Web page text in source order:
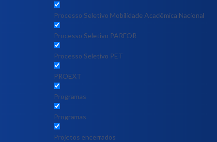
Processo Seletivo Mobilidade Acadêmica Nacional
Processo Seletivo PARFOR
Processo Seletivo PET
PROEXT
Programas
Programas
Projetos encerrados